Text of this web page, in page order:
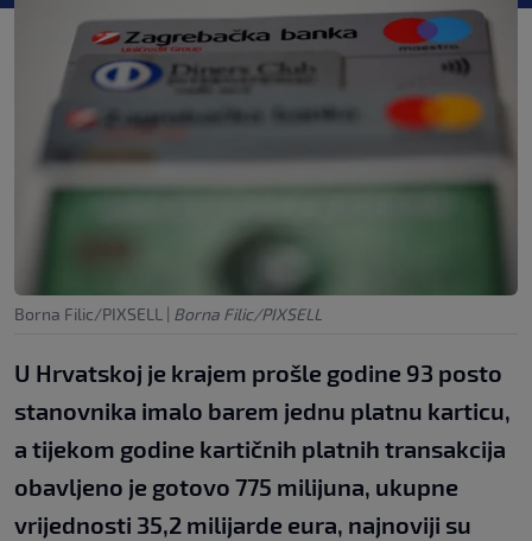
Borna Filic/PIXSELL | Borna Filic/PIXSELL
U Hrvatskoj je krajem prošle godine 93 posto
stanovnika imalo barem jednu platnu karticu,
a tijekom godine kartičnih platnih transakcija
obavljeno je gotovo 775 milijuna, ukupne
vrijednosti 35,2 milijarde eura, najnoviji su